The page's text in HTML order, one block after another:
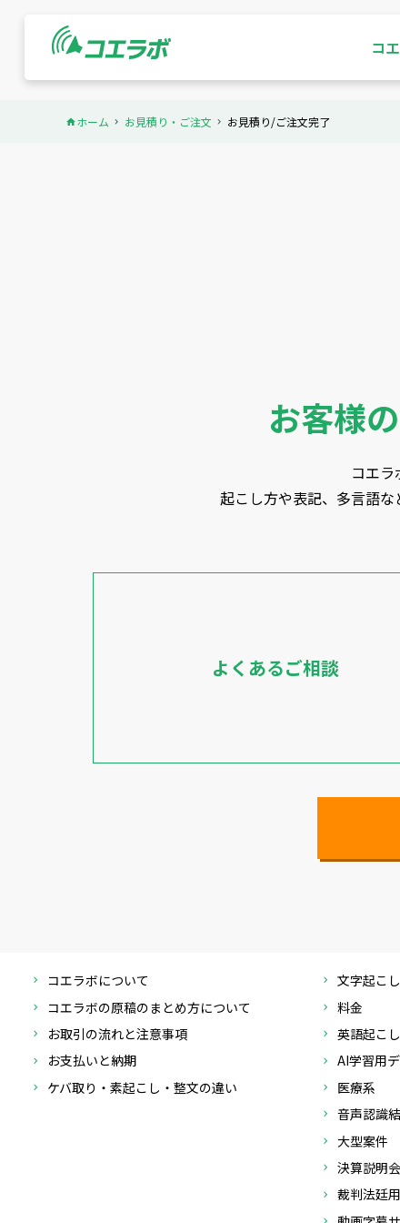
コ
ホーム お見積り・ご注文 お見積り/ご注文完了
お客様
コエラ
起こし方や表記、多言語な
よくあるご相談
コエラボについて
コエラボの原稿のまとめ方について
お取引の流れと注意事項
お支払いと納期
ケバ取り・素起こし・整文の違い
文字起こ
料金
英語起こし
AI学習用
医療系
音声認識
大型案件
決算説明会
裁判法廷用